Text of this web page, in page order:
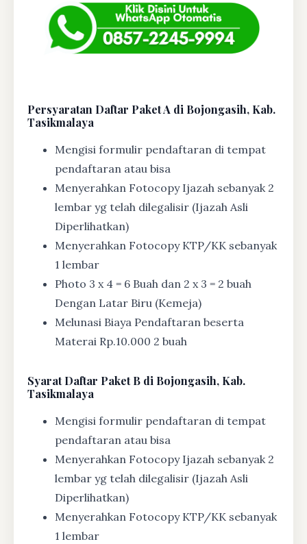
Persyaratan Daftar Paket A di Bojongasih, Kab.
Tasikmalaya
Mengisi formulir pendaftaran di tempat
pendaftaran atau bisa
Menyerahkan Fotocopy Ijazah sebanyak 2
lembar yg telah dilegalisir (Ijazah Asli
Diperlihatkan)
Menyerahkan Fotocopy KTP/KK sebanyak
1 lembar
Photo 3 x 4 = 6 Buah dan 2 x 3 = 2 buah
Dengan Latar Biru (Kemeja)
Melunasi Biaya Pendaftaran beserta
Materai Rp.10.000 2 buah
SyaratDaftar Paket B di Bojongasih, Kab.
Tasikmalaya
Mengisi formulir pendaftaran di tempat
pendaftaran atau bisa
Menyerahkan Fotocopy Ijazah sebanyak 2
lembar yg telah dilegalisir (Ijazah Asli
Diperlihatkan)
Menyerahkan Fotocopy KTP/KK sebanyak
1 lembar